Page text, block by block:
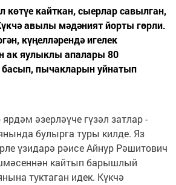
көтүе кайткан, сыерлар савылган,
авылы мәдәният йорты гөрли.
күңелләрендә игелек
ак яулыклы апалары 80
пычакларын уйнатып
әзерләүче гүзәл затлар -
булырга туры килде. Яз
үзидарә рәисе Айнур Рәшитович
кайтып барышлый
туктаган идек. Күкчә